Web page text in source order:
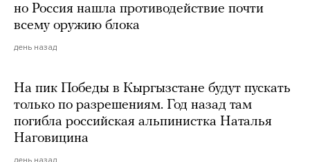
но Россия нашла противодействие почти
всему оружию блока
день назад
На пик Победы в Кыргызстане будут пускать
только по разрешениям. Год назад там
погибла российская альпинистка Наталья
Наговицина
день назад